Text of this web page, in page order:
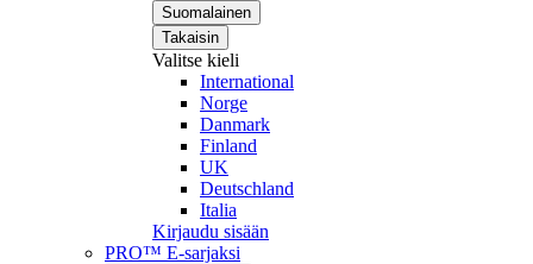
Suomalainen
Takaisin
Valitse kieli
International
Norge
Danmark
Finland
UK
Deutschland
Italia
Kirjaudu sisään
PRO™ E-sarjaksi